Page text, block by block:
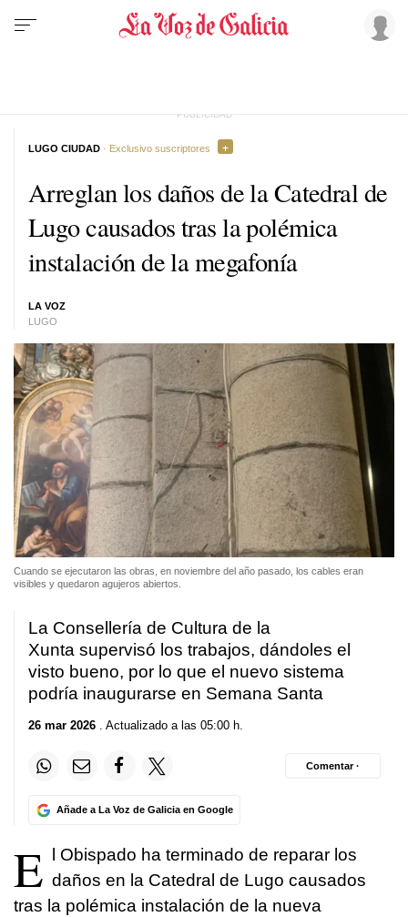
Arreglan los daños de la Catedral de
Lugo causados tras la polémica
instalación de la megafonía
LA VOZ
LUGO
LUGO CIUDAD · Exclusivo suscriptores
Cuando se ejecutaron las obras, en noviembre del año pasado, los cables eran
visibles y quedaron agujeros abiertos.
La Consellería de Cultura de la
Xunta supervisó los trabajos, dándoles el
visto bueno, por lo que el nuevo sistema
podría inaugurarse en Semana Santa
26 mar 2026 . Actualizado a las 05:00 h.
Añade a La Voz de Galicia en Google
Comentar ·
E
l Obispado ha terminado de reparar los
daños en la Catedral de Lugo causados
tras la polémica instalación de la nueva